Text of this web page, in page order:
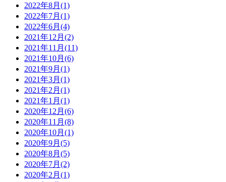
2022年8月(1)
2022年7月(1)
2022年6月(4)
2021年12月(2)
2021年11月(11)
2021年10月(6)
2021年9月(1)
2021年3月(1)
2021年2月(1)
2021年1月(1)
2020年12月(6)
2020年11月(8)
2020年10月(1)
2020年9月(5)
2020年8月(5)
2020年7月(2)
2020年2月(1)